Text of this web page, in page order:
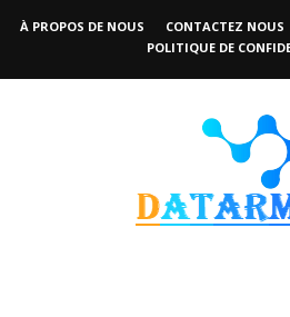
À PROPOS DE NOUS CONTACTEZ NOUS
POLITIQUE DE